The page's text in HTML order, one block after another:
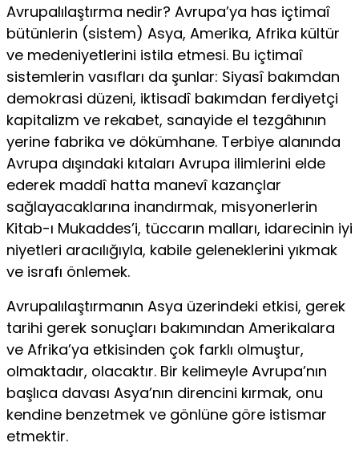
Avrupalılaştırma nedir? Avrupa’ya has içtimaî
bütünlerin (sistem) Asya, Amerika, Afrika kültür
ve medeniyetlerini istila etmesi. Bu içtimaî
sistemlerin vasıfları da şunlar: Siyasî bakımdan
demokrasi düzeni, iktisadî bakımdan ferdiyetçi
kapitalizm ve rekabet, sanayide el tezgâhının
yerine fabrika ve dökümhane. Terbiye alanında
Avrupa dışındaki kıtaları Avrupa ilimlerini elde
ederek maddî hatta manevî kazançlar
sağlayacaklarına inandırmak, misyonerlerin
Kitab-ı Mukaddes’i, tüccarın malları, idarecinin iyi
niyetleri aracılığıyla, kabile geleneklerini yıkmak
ve israfı önlemek.
Avrupalılaştırmanın Asya üzerindeki etkisi, gerek
tarihi gerek sonuçları bakımından Amerikalara
ve Afrika’ya etkisinden çok farklı olmuştur,
olmaktadır, olacaktır. Bir kelimeyle Avrupa’nın
başlıca davası Asya’nın direncini kırmak, onu
kendine benzetmek ve gönlüne göre istismar
etmektir.